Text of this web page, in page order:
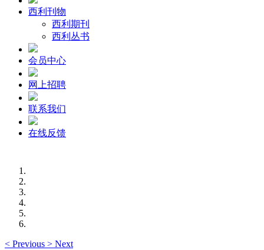
西利刊物
西利期刊
西利丛书
会员中心
网上招聘
联系我们
在线反馈
< Previous > Next